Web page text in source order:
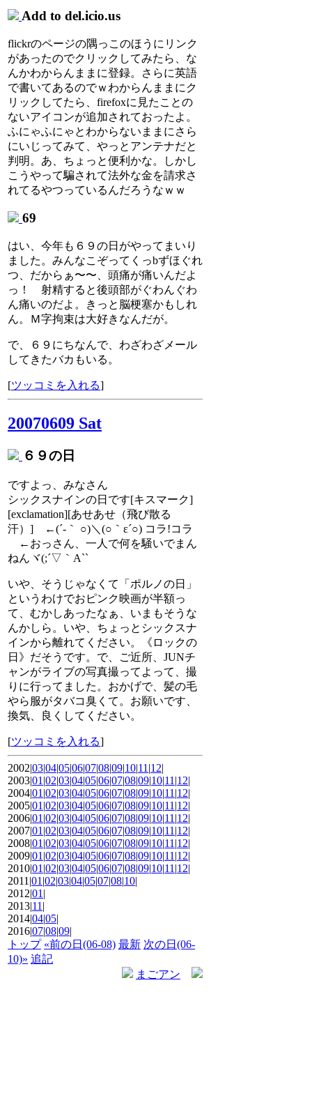
Add to del.icio.us
flickrのページの隅っこのほうにリンク
があったのでクリックしてみたら、な
んかわからんままに登録。さらに英語
で書いてあるのでｗわからんままにク
リックしてたら、firefoxに見たことの
ないアイコンが追加されておったよ。
ふにゃふにゃとわからないままにさら
にいじってみて、やっとアンテナだと
判明。あ、ちょっと便利かな。しかし
こうやって騙されて法外な金を請求さ
れてるやつっているんだろうなｗｗ
69
はい、今年も６９の日がやってまいり
ました。みんなこぞってくっbずほぐれ
つ、だからぁ〜〜、頭痛が痛いんだよ
っ！ 射精すると後頭部がぐわんぐわ
ん痛いのだよ。きっと脳梗塞かもしれ
ん。Ｍ字拘束は大好きなんだが。
で、６９にちなんで、わざわざメール
してきたバカもいる。
[ツッコミを入れる]
20070609 Sat
６９の日
ですよっ、みなさん
シックスナインの日です[キスマーク]
[exclamation][あせあせ（飛び散る
汗）] ←(´‐｀ ○)＼(○｀ε´○) コラ!コラ
←おっさん、一人で何を騒いでまん
ねんヾ(;´▽｀A``
いや、そうじゃなくて「ポルノの日」
というわけでおピンク映画が半額っ
て、むかしあったなぁ、いまもそうな
んかしら。いや、ちょっとシックスナ
インから離れてください。《ロックの
日》だそうです。で、ご近所、JUNチ
ャンがライブの写真撮ってよって、撮
りに行ってました。おかげで、髪の毛
やら服がタバコ臭くて。お願いです、
換気、良くしてください。
[ツッコミを入れる]
2002|03|04|05|06|07|08|09|10|11 |12|
2003|01 |02|03|04|05|06|07|08|09|10|11 |12|
2004|01 |02|03|04|05|06|07|08|09|10|11 |12|
2005|01 |02|03|04|05|06|07|08|09|10|11 |12|
2006|01 |02|03|04|05|06|07|08|09|10|11 |12|
2007|01 |02|03|04|05|06|07|08|09|10|11 |12|
2008|01 |02|03|04|05|06|07|08|09|10|11 |12|
2009|01 |02|03|04|05|06|07|08|09|10|11 |12|
2010|01 |02|03|04|05|06|07|08|09|10|11 |12|
2011|01 |02|03|04|05|07|08|10|
2012|01 |
2013|11 |
2014|04|05|
2016|07|08|09|
トップ «前の日(06-08) 最新 次の日(06-
10)» 追記
まごアン